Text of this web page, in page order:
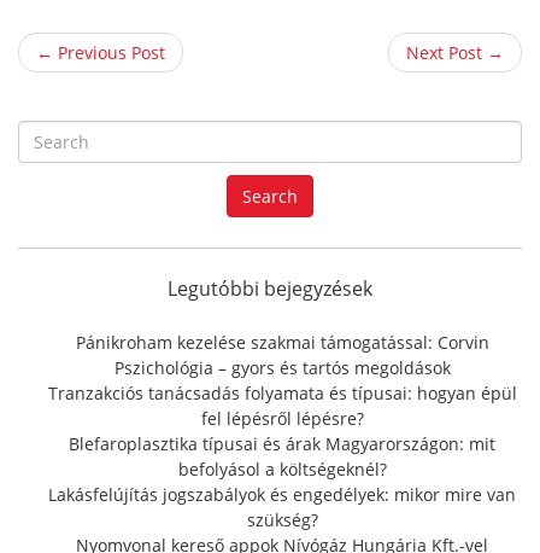
← Previous Post Next Post →
e
a
r
f
r
:
Search
Legutóbbi bejegyzések
Pánikroham kezelése szakmai támogatással: Corvin
Pszichológia – gyors és tartós megoldások
Tranzakciós tanácsadás folyamata és típusai: hogyan épül
fel lépésről lépésre?
Blefaroplasztika típusai és árak Magyarországon: mit
befolyásol a költségeknél?
Lakásfelújítás jogszabályok és engedélyek: mikor mire van
szükség?
Nyomvonal kereső appok Nívógáz Hungária Kft.-vel